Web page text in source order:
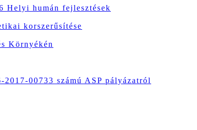
Helyi humán fejlesztések
korszerűsítése
Környékén
00733 számú ASP pályázatról